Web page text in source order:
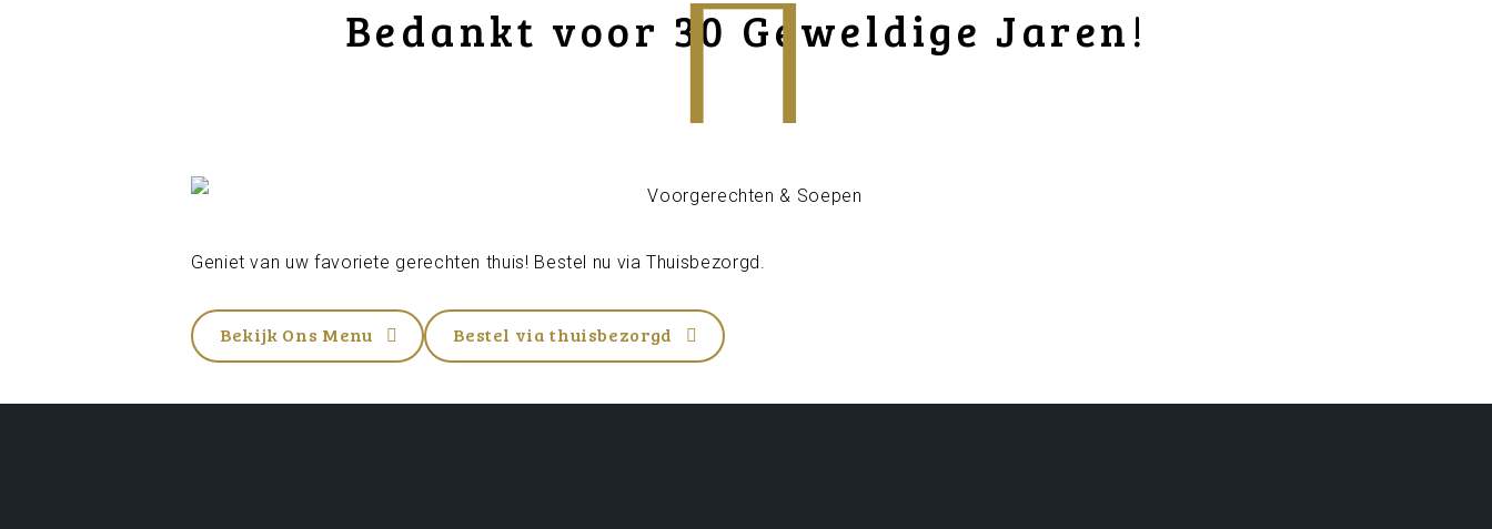
Bedankt voor 30 Geweldige Jaren!
Geniet van uw favoriete gerechten thuis! Bestel nu viaThuisbezorgd .
Bekijk Ons Menu Bestel via thuisbezorgd